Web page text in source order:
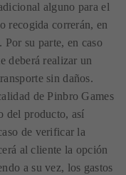
alguno para el
recogida correrán, en
Por su parte, en caso
deberá realizar un
sin daños.
de Pinbro Games
del producto, así
de verificar la
al cliente la opción
a su vez, los gastos